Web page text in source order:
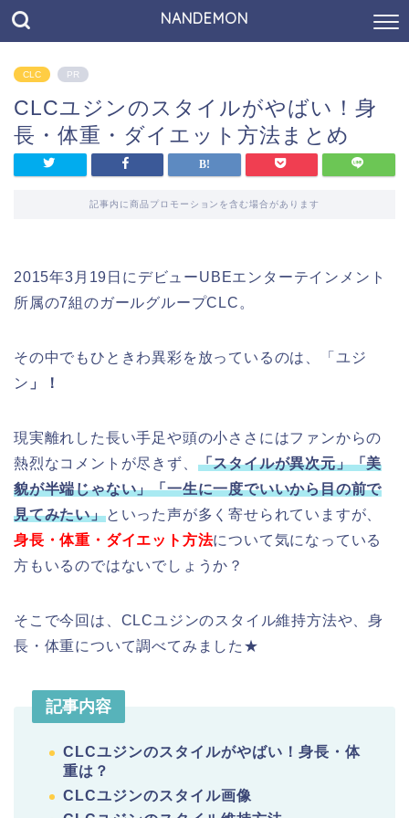
NANDEMON
CLC PR
CLCユジンのスタイルがやばい！身
長・体重・ダイエット方法まとめ
記事内に商品プロモーションを含む場合があります
2015年3月19日にデビューUBEエンターテインメント
所属の7組のガールグループCLC。
その中でもひときわ異彩を放っているのは、「ユジ
ン 」！
現実離れした長い手足や頭の小ささにはファンからの
熱烈なコメントが尽きず、 「スタイルが異次元」「美
貌が半端じゃない」「一生に一度でいいから目の前で
見てみたい」といった声が多く寄せられていますが、
身長・体重・ダイエット方法について気になっている
方もいるのではないでしょうか？
そこで今回は、CLCユジンのスタイル維持方法や、身
長・体重について調べてみました★
記事内容
CLCユジンのスタイルがやばい！身長・体
重は？
CLCユジンのスタイル画像